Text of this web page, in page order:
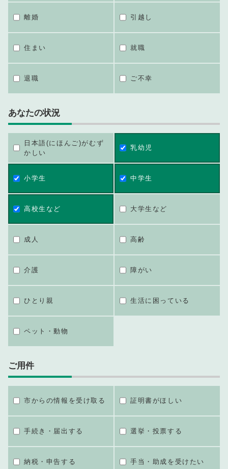
離婚 引越し
住まい 就職
退職 ご不幸
あなたの状況
日本語(にほんご)がむず
かしい
乳幼児
小学生 中学生
高校生など 大学生など
成人 高齢
介護 障がい
ひとり親 生活に困っている
ペット・動物
ご用件
市からの情報を受け取る 証明書がほしい
手続き・届出する 選挙・投票する
納税・申告する 手当・助成を受けたい